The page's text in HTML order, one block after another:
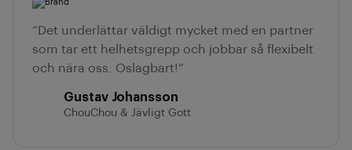
”Det underlättar väldigt mycket med en partner
som tar ett helhetsgrepp och jobbar så flexibelt
och nära oss. Oslagbart!”
Gustav Johansson
ChouChou & Jävligt Gott